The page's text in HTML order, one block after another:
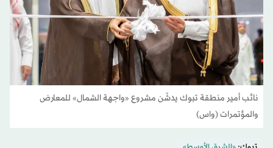
نائب أمير منطقة تبوك يدشّن مشروع «واجهة الشمال» للمعارض
والمؤتمرات (واس)